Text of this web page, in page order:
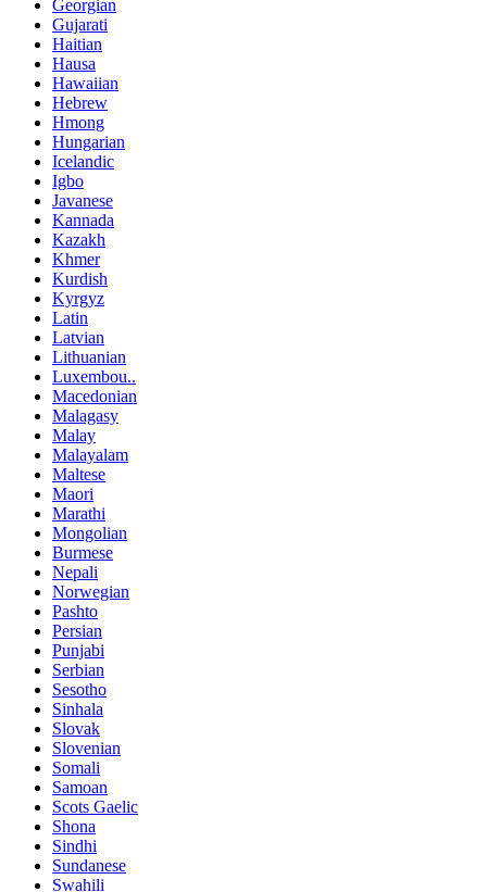
Georgian
Gujarati
Haitian
Hausa
Hawaiian
Hebrew
Hmong
Hungarian
Icelandic
Igbo
Javanese
Kannada
Kazakh
Khmer
Kurdish
Kyrgyz
Latin
Latvian
Lithuanian
Luxembou..
Macedonian
Malagasy
Malay
Malayalam
Maltese
Maori
Marathi
Mongolian
Burmese
Nepali
Norwegian
Pashto
Persian
Punjabi
Serbian
Sesotho
Sinhala
Slovak
Slovenian
Somali
Samoan
Scots Gaelic
Shona
Sindhi
Sundanese
Swahili